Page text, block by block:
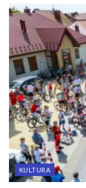
KULTURA